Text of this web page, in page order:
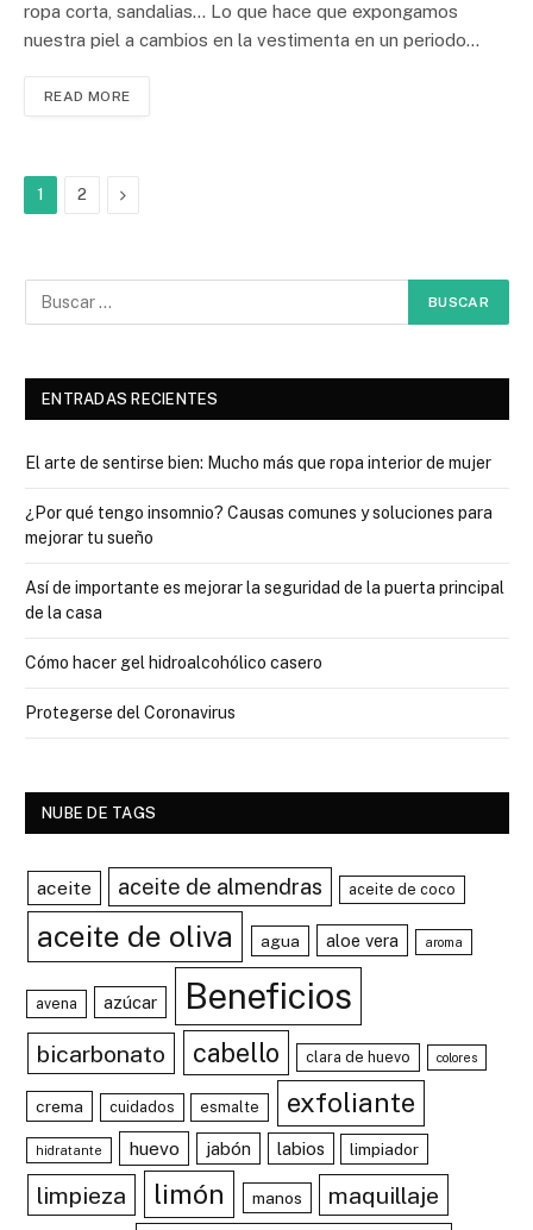
ropa corta, sandalias… Lo que hace que expongamos
nuestra piel a cambios en la vestimenta en un periodo…
READ MORE
1 2 Next
ENTRADAS RECIENTES
El arte de sentirse bien: Mucho más que ropa interior de mujer
¿Por qué tengo insomnio? Causas comunes y soluciones para
mejorar tu sueño
Así de importante es mejorar la seguridad de la puerta principal
de la casa
Cómo hacer gel hidroalcohólico casero
Protegerse del Coronavirus
NUBE DE TAGS
aceite aceite de almendras aceite de coco
aceite de oliva agua aloe vera aroma
avena azúcar Beneficios
bicarbonato cabello clara de huevo colores
crema cuidados esmalte exfoliante
hidratante huevo jabón labios limpiador
limpieza limón manos maquillaje